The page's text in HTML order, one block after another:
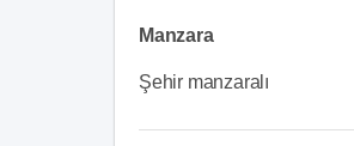
Manzara
Şehir manzaralı